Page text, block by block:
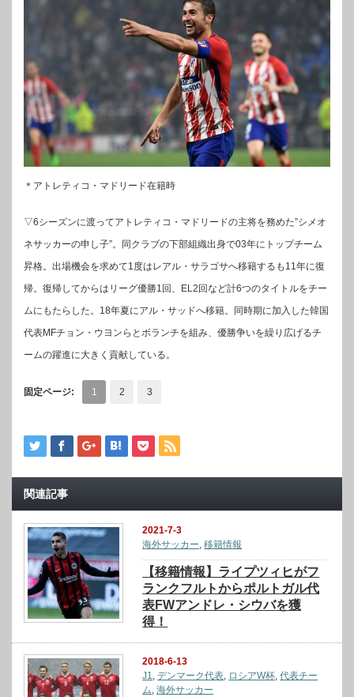
＊アトレティコ・マドリード在籍時
▽6シーズンに渡ってアトレティコ・マドリードの主将を務めた”シメオ
ネサッカーの申し子”。同クラブの下部組織出身で03年にトップチーム
昇格。出場機会を求めて1度はレアル・サラゴサへ移籍するも11年に復
帰。復帰してからはリーグ優勝1回、EL2回など計6つのタイトルをチー
ムにもたらした。18年夏にアル・サッドへ移籍。同時期に加入した韓国
代表MFチョン・ウヨンらとボランチを組み、優勝争いを繰り広げるチ
ームの躍進に大きく貢献している。
固定ページ: 1 2 3
関連記事
2021-7-3
海外サッカー,移籍情報
【移籍情報】ライプツィヒがフ
ランクフルトからポルトガル代
表FWアンドレ・シウバを獲
得！
2018-6-13
J1,デンマーク代表, ロシアW杯,代表チー
ム,海外サッカー